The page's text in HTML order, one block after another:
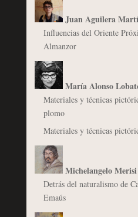
Juan Aguilera
Influencias del Oriente
Almanzor
María Alonso
Materiales y técnicas
plomo
Materiales y técnicas
Michelangelo
Detrás del naturalismo de
Emaús